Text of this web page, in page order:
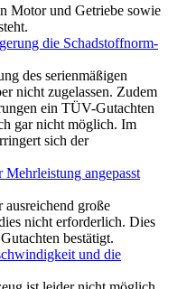
Motor und Getriebe sowie
die Schadstoffnorm-
des serienmäßigen
nicht zugelassen. Zudem
ein TÜV-Gutachten
gar nicht möglich. Im
sich der
angepasst
ausreichend große
nicht erforderlich. Dies
bestätigt.
und die